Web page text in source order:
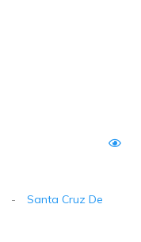
-
Santa Cruz De